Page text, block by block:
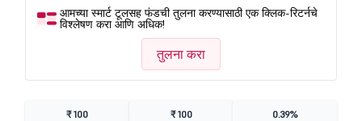
आमच्या स्मार्ट टूलसह फंडची तुलना करण्यासाठी एक क्लिक-रिटर्नचे
विश्लेषण करा आणि अधिक!
तुलना करा
₹ 100 ₹ 100 0.39%